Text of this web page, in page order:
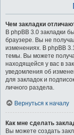
Чем закладки
В phpBB 3.0 закладки
браузере. Вы не
изменениях. В phpBB
темы. Вы можете
находящейся у вас в
уведомления об
для закладок и
личного раздела.
Вернуться к началу
Как мне сделать
Вы можете создать